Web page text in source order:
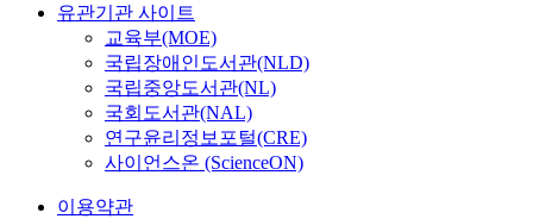
유관기관 사이트
교육부(MOE)
국립장애인도서관(NLD)
국립중앙도서관(NL)
국회도서관(NAL)
연구윤리정보포털(CRE)
사이언스온 (ScienceON)
이용약관